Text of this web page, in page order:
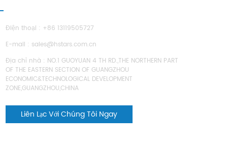
Điện thoại : +86 13119505727
E-mail : sales@hstars.com.cn
Địa chỉ nhà : NO.1 GUOYUAN 4 TH RD.,THE NORTHERN PART
OF THE EASTERN SECTION OF GUANGZHOU
ECONOMIC&TECHNOLOGICAL DEVELOPMENT
ZONE,GUANGZHOU,CHINA
Liên Lạc Với Chúng Tôi Ngay